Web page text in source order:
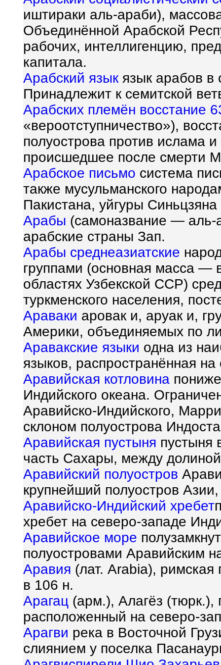
иштираки аль-араби),
Объединённой Арабской
рабочих, интеллигенцию,
капитала.
Арабский язык язык арабов
Принадлежит к семитской
Арабских племён восстание
«вероотступничество»),
полуострова против ислама
происшедшее после смерти
Арабское письмо система
также мусульманского
Пакистана, уйгуры
Арабы (самоназвание — аль-
арабские страны Зап.
Арабы среднеазиатские
группами (основная масса —
областях Узбекской ССР)
туркменского населения,
Араваки аровак и, аруак и,
Америки, объединяемых по
Аравакские языки одна из
языков, распространённая
Аравийская котловина
Индийского океана.
Аравийско-Индийского,
склоном полуострова
Аравийская пустыня пустыня
часть Сахары, между
Аравийский полуостров
крупнейший полуостров
Аравийско-Индийский хребет
хребет на северо-западе
Аравийское море
полуостровами Аравийским
Аравия (лат. Arabia),
в 106 н.
Арагац (арм.), Алагёз
расположенный на северо-
Арагви река в Восточной
слиянием у поселка